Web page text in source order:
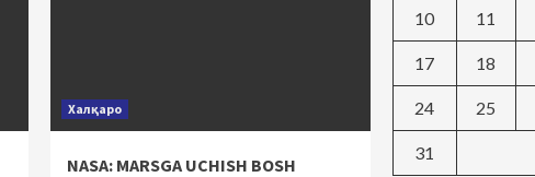
Халқаро
NASA: MARSGA UCHISH BOSH
10 11
17 18
24 25
31